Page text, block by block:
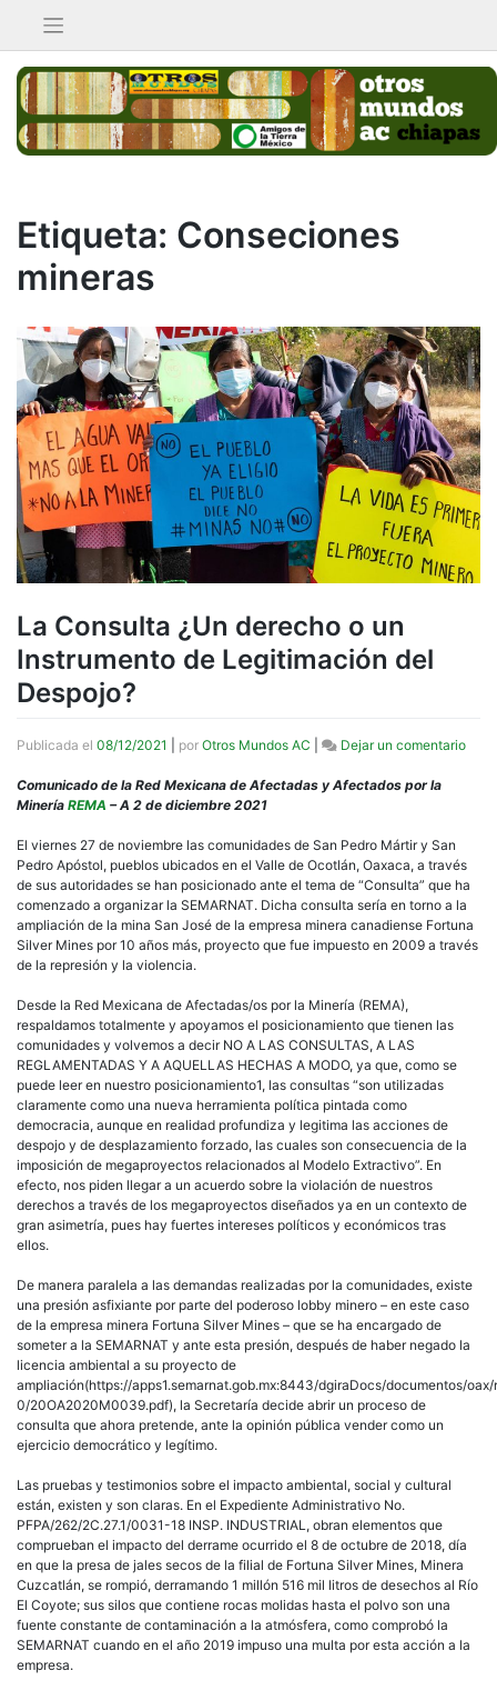
contenido
Etiqueta: Conseciones
mineras
La Consulta ¿Un derecho o un
Instrumento de Legitimación del
Despojo?
Publicada el 08/12/2021 por Otros Mundos AC Dejar un comentarioen
un
de
del
Comunicado de la Red Mexicana de Afectadas y Afectados por la
Minería REMA – A 2 de diciembre 2021
El viernes 27 de noviembre las comunidades de San Pedro Mártir y San
Pedro Apóstol, pueblos ubicados en el Valle de Ocotlán, Oaxaca, a través
de sus autoridades se han posicionado ante el tema de “Consulta” que ha
comenzado a organizar la SEMARNAT. Dicha consulta sería en torno a la
ampliación de la mina San José de la empresa minera canadiense Fortuna
Silver Mines por 10 años más, proyecto que fue impuesto en 2009 a través
de la represión y la violencia.
Desde la Red Mexicana de Afectadas/os por la Minería (REMA),
respaldamos totalmente y apoyamos el posicionamiento que tienen las
comunidades y volvemos a decir NO A LAS CONSULTAS, A LAS
REGLAMENTADAS Y A AQUELLAS HECHAS A MODO, ya que, como se
puede leer en nuestro posicionamiento1, las consultas “son utilizadas
claramente como una nueva herramienta política pintada como
democracia, aunque en realidad profundiza y legitima las acciones de
despojo y de desplazamiento forzado, las cuales son consecuencia de la
imposición de megaproyectos relacionados al Modelo Extractivo”. En
efecto, nos piden llegar a un acuerdo sobre la violación de nuestros
derechos a través de los megaproyectos diseñados ya en un contexto de
gran asimetría, pues hay fuertes intereses políticos y económicos tras
ellos.
De manera paralela a las demandas realizadas por la comunidades, existe
una presión asfixiante por parte del poderoso lobby minero – en este caso
de la empresa minera Fortuna Silver Mines – que se ha encargado de
someter a la SEMARNAT y ante esta presión, después de haber negado la
licencia ambiental a su proyecto de
ampliación(https://apps1.semarnat.gob.mx:8443/dgiraDocs/documentos/
0/20OA2020M0039.pdf), la Secretaría decide abrir un proceso de
consulta que ahora pretende, ante la opinión pública vender como un
ejercicio democrático y legítimo.
Las pruebas y testimonios sobre el impacto ambiental, social y cultural
están, existen y son claras. En el Expediente Administrativo No.
PFPA/262/2C.27.1/0031-18 INSP. INDUSTRIAL, obran elementos que
comprueban el impacto del derrame ocurrido el 8 de octubre de 2018, día
en que la presa de jales secos de la filial de Fortuna Silver Mines, Minera
Cuzcatlán, se rompió, derramando 1 millón 516 mil litros de desechos al Río
El Coyote; sus silos que contiene rocas molidas hasta el polvo son una
fuente constante de contaminación a la atmósfera, como comprobó la
SEMARNAT cuando en el año 2019 impuso una multa por esta acción a la
empresa.